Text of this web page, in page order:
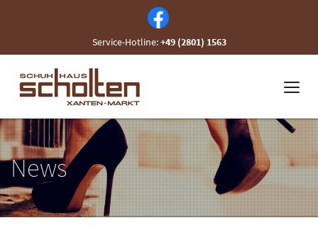
Service-Hotline:+49 (2801) 1563
News